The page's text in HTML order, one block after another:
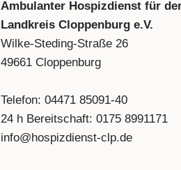
Ambulanter Hospizdienst für
Landkreis Cloppenburg e.V.
Wilke-Steding-Straße 26
49661 Cloppenburg
Telefon: 04471 85091-40
24 h Bereitschaft: 0175 8991171
info@hospizdienst-clp.de